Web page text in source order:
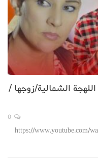
الشمالية/زوجها /
https://www.youtube.com/